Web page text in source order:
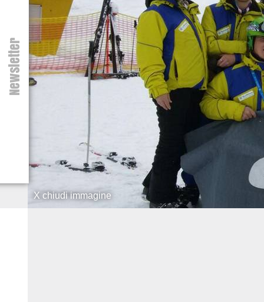
Newsletter
X chiudi immagine